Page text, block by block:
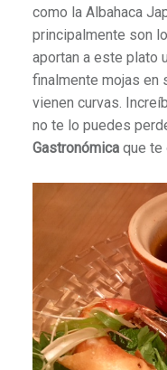
como la Albahaca
principalmente son
aportan a este plato
finalmente mojas en
vienen curvas.
no te lo puedes
Gastronómicaque te